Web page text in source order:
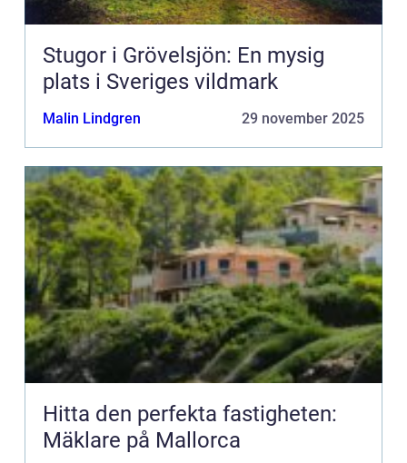
Stugor i Grövelsjön: En mysig
plats i Sveriges vildmark
Malin Lindgren 29 november 2025
Hitta den perfekta fastigheten:
Mäklare på Mallorca